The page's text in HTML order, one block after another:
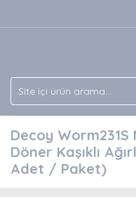
Decoy
Döner Kaşıklı
Adet / Paket)